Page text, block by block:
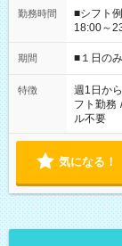
勤務時間
■シフト
18:00～
etc ★最短で3時間で5,120円のお仕事から 15時間で2万円近く稼
げるお仕事も！ ご希望のお時間に合
ください
期間 ■１日の
特徴 週1日か
フト勤務 /
ル不要
気になる！